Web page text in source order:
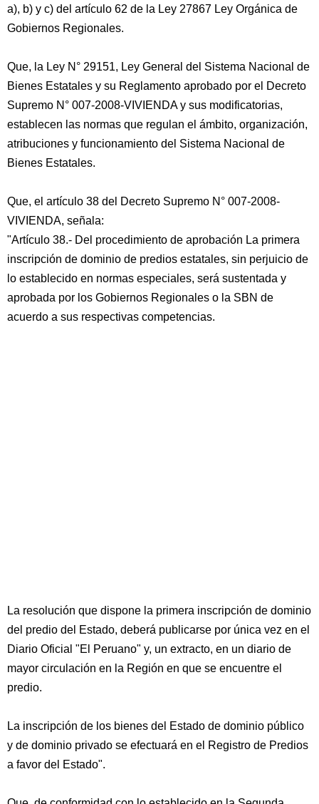
a), b) y c) del artículo 62 de la Ley 27867 Ley Orgánica de
Gobiernos Regionales.
Que, la Ley N° 29151, Ley General del Sistema Nacional de
Bienes Estatales y su Reglamento aprobado por el Decreto
Supremo N° 007-2008-VIVIENDA y sus modificatorias,
establecen las normas que regulan el ámbito, organización,
atribuciones y funcionamiento del Sistema Nacional de
Bienes Estatales.
Que, el artículo 38 del Decreto Supremo N° 007-2008-
VIVIENDA, señala:
"Artículo 38.- Del procedimiento de aprobación La primera
inscripción de dominio de predios estatales, sin perjuicio de
lo establecido en normas especiales, será sustentada y
aprobada por los Gobiernos Regionales o la SBN de
acuerdo a sus respectivas competencias.
La resolución que dispone la primera inscripción de dominio
del predio del Estado, deberá publicarse por única vez en el
Diario Oficial "El Peruano" y, un extracto, en un diario de
mayor circulación en la Región en que se encuentre el
predio.
La inscripción de los bienes del Estado de dominio público
y de dominio privado se efectuará en el Registro de Predios
a favor del Estado".